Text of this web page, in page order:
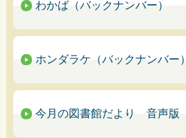
わかば（バックナンバー）
ホンダラケ（バックナンバー）
今月の図書館だより 音声版